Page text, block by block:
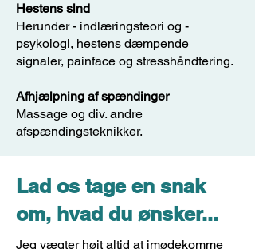
Hestens sind
Herunder - indlæringsteori og -
psykologi, hestens dæmpende
signaler, painface og stresshåndtering.
Afhjælpning af spændinger
Massage og div. andre
afspændingsteknikker.
Lad os tage en snak
om, hvad du ønsker...
Jeg vægter højt altid at imødekomme